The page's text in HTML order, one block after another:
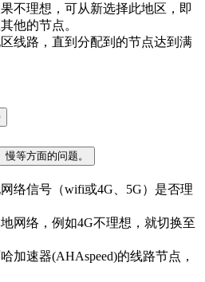
不理想，可从新选择此地区，即
他的节点。
线路，直到分配到的节点达到满
等方面的问题。
络信号（wifi或4G、5G）是否理
网络，例如4G不理想，就切换至
加速器(AHAspeed)的线路节点，